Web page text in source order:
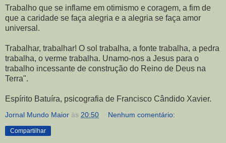
Trabalho que se inflame em otimismo e coragem, a fim de
que a caridade se faça alegria e a alegria se faça amor
universal.
Trabalhar, trabalhar! O sol trabalha, a fonte trabalha, a pedra
trabalha, o verme trabalha. Unamo-nos a Jesus para o
trabalho incessante de construção do Reino de Deus na
Terra".
Espírito Batuíra, psicografia de Francisco Cândido Xavier.
Jornal Mundo Maior às 20:50 Nenhum comentário:
Compartilhar